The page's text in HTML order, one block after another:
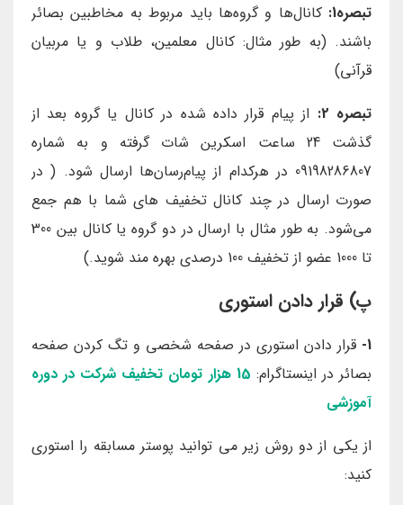
تبصره1:
کانال‌ها و گروه‌ها باید مربوط به مخاطبین بصائر
باشند. (به طور مثال: کانال معلمین، طلاب و یا مربیان
قرآنی)
تبصره 2:
از پیام قرار داده شده در کانال یا گروه بعد از
گذشت 24 ساعت اسکرین شات گرفته و به شماره
09198286807 در هرکدام از پیام‌رسان‌ها ارسال شود. ( در
صورت ارسال در چند کانال تخفیف های شما با هم جمع
می‌شود. به طور مثال با ارسال در دو گروه یا کانال بین 300
تا 1000 عضو از تخفیف 100 درصدی بهره مند شوید.)
پ) قرار دادن استوری
1- قرار دادن استوری در صفحه شخصی و تگ کردن صفحه
بصائر در اینستاگرام:
15 هزار تومان تخفیف شرکت در دوره‌
آموزشی
از یکی از دو روش زیر می توانید پوستر مسابقه را استوری
کنید: